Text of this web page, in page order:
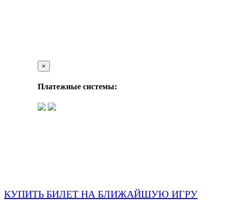
×
Платежные системы:
КУПИТЬ БИЛЕТ НА БЛИЖАЙШУЮ ИГРУ